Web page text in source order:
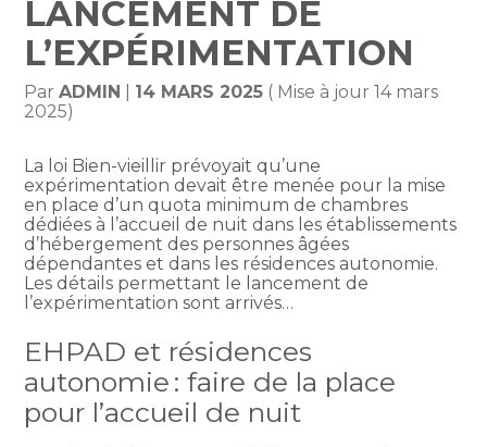
LANCEMENT DE
L’EXPÉRIMENTATION
ParADMIN 14 MARS 2025 ( Mise à jour 14 mars
2025)
La loi Bien-vieillir prévoyait qu’une
expérimentation devait être menée pour la mise
en place d’un quota minimum de chambres
dédiées à l’accueil de nuit dans les établissements
d’hébergement des personnes âgées
dépendantes et dans les résidences autonomie.
Les détails permettant le lancement de
l’expérimentation sont arrivés…
EHPAD et résidences
autonomie : faire de la place
pour l’accueil de nuit